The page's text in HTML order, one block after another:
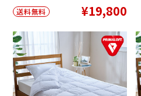
送料無料 ¥19,800